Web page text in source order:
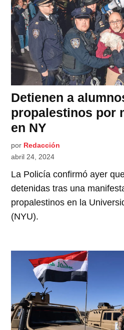
Detienen a
propalestinos por
en NY
por Redacción
abril 24, 2024
La Policía confirmó ayer
detenidas tras una
propalestinos en la
(NYU).